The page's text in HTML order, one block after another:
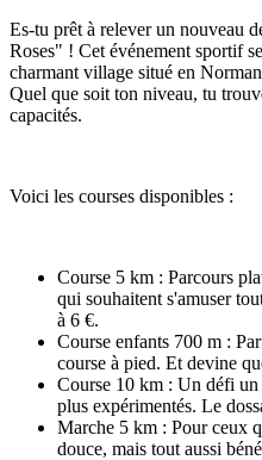
Es-tu prêt à relever un nouveau
Roses" ! Cet événement sportif
charmant village situé en
Quel que soit ton niveau, tu
capacités.
Voici les courses disponibles :
Course 5 km : Parcours
qui souhaitent s'amuser
à 6 €.
Course enfants 700 m :
course à pied. Et devine
Course 10 km : Un défi
plus expérimentés. Le
Marche 5 km : Pour ceux
douce, mais tout aussi